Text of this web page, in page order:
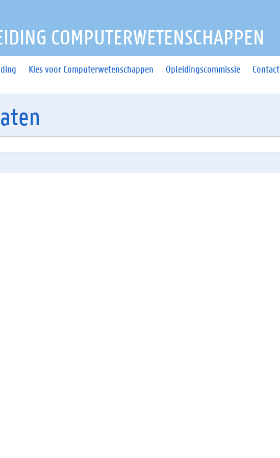
Kies voor Computerwetenschappen Opleidingscommissie Contact
COMPUTERWETENSCHAPPEN